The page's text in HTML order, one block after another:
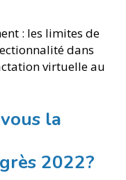
: les limites de
dans
virtuelle au
la
2022?